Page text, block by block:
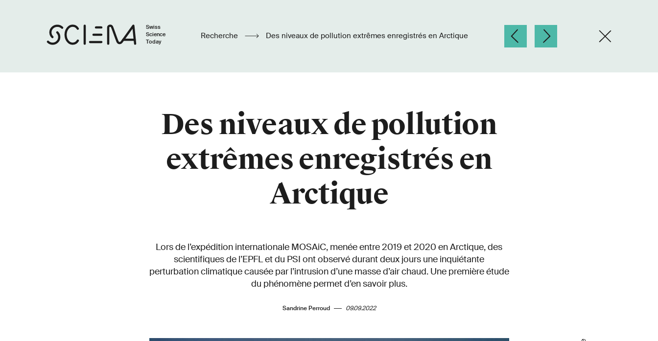
Swiss
Science
Today
Recherche Des niveaux de pollution extrêmes enregistrés en Arctique
Des niveaux de pollution
extrêmes enregistrés en
Arctique
Lors de l’expédition internationale MOSAiC, menée entre 2019 et 2020 en Arctique, des
scientifiques de l’EPFL et du PSI ont observé durant deux jours une inquiétante
perturbation climatique causée par l’intrusion d’une masse d’air chaud. Une première étude
du phénomène permet d’en savoir plus.
Sandrine Perroud 09.09.2022